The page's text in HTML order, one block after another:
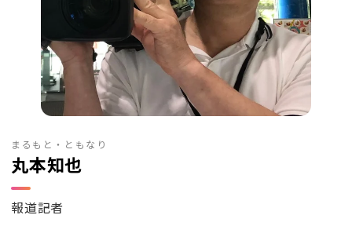
ご意見・お問い合わせ
スタジオ見学について
採用情報について
会社情報
RKB毎日ホールディングス
RKB毎日放送株式会社
関連会社
サイトポリシー
視聴データ取り扱いについて
著作権とリンク
利用者情報の外部送信について
まるもと・ともなり
丸本知也
報道記者